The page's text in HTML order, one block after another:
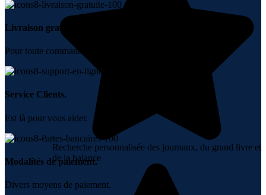
Recherche personnalisée des journaux, du grand livre et
de la balance
Livraison gratuite.
Pour toute commande + 10000 DH.
Service Clients.
Est là pour vous aider.
Modalités de paiement.
Divers moyens de paiement.